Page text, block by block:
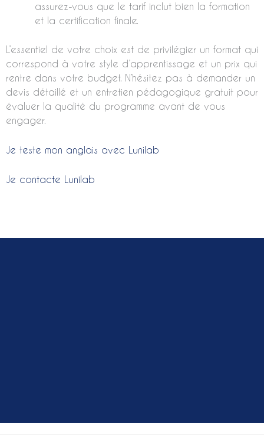
assurez-vous que le tarif inclut bien la formation
et la certification finale.
L’essentiel de votre choix est de privilégier un format qui
correspond à votre style d’apprentissage et un prix qui
rentre dans votre budget. N’hésitez pas à demander un
devis détaillé et un entretien pédagogique gratuit pour
évaluer la qualité du programme avant de vous
engager.
Je teste mon anglais avec Lunilab
Je contacte Lunilab